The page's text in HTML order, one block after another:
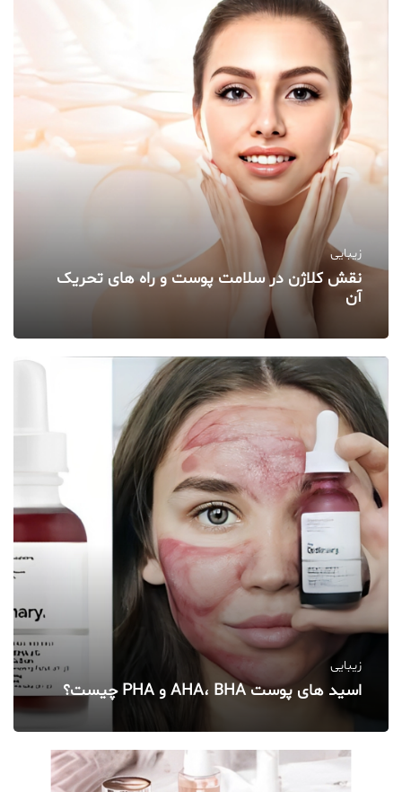
زیبایی
نقش کلاژن در سلامت پوست و راه‌ های تحریک
آن
زیبایی
اسید های پوست AHA، BHA و PHA چیست؟